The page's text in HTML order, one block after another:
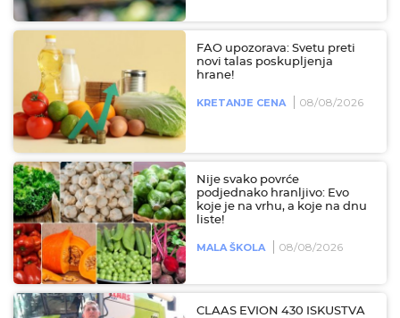
FAO upozorava: Svetu preti
novi talas poskupljenja
hrane!
KRETANJE CENA 08/08/2026
Nije svako povrće
podjednako hranljivo: Evo
koje je na vrhu, a koje na dnu
liste!
MALA ŠKOLA 08/08/2026
CLAAS EVION 430 ISKUSTVA